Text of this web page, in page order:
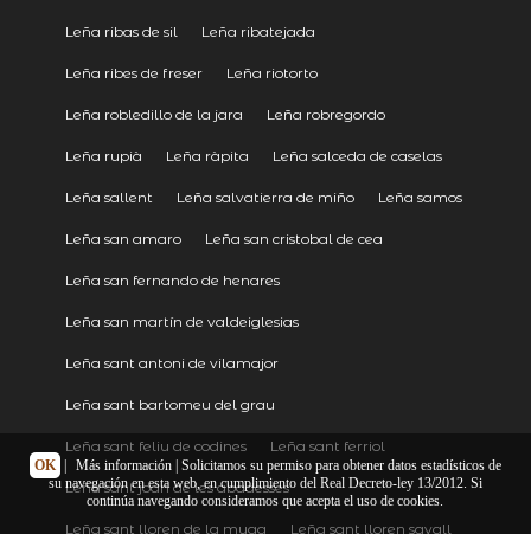
Leña ribas de sil Leña ribatejada
Leña ribes de freser Leña riotorto
Leña robledillo de la jara Leña robregordo
Leña rupià Leña ràpita Leña salceda de caselas
Leña sallent Leña salvatierra de miño Leña samos
Leña san amaro Leña san cristobal de cea
Leña san fernando de henares
Leña san martín de valdeiglesias
Leña sant antoni de vilamajor
Leña sant bartomeu del grau
Leña sant feliu de codines Leña sant ferriol
Leña sant joan de les abadesses
Leña sant lloren de la muga Leña sant lloren savall
OK Más información| Solicitamos su permiso para obtener datos estadísticos de
su navegación en esta web, en cumplimiento del Real Decreto-ley 13/2012. Si
continúa navegando consideramos que acepta el uso de cookies.